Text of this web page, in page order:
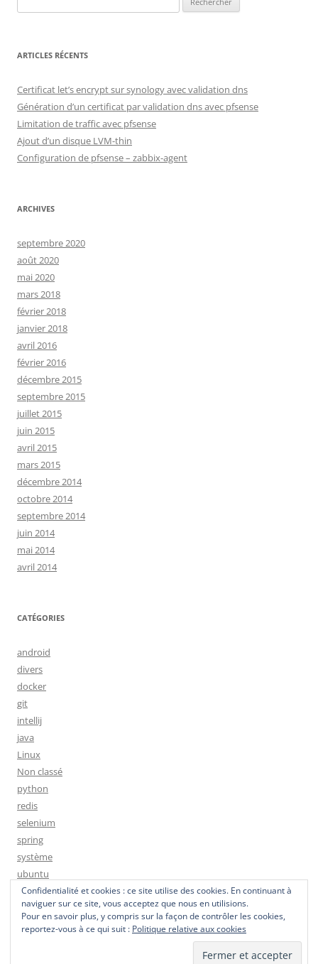
ARTICLES RÉCENTS
Certificat let’s encrypt sur synology avec validation dns
Génération d’un certificat par validation dns avec pfsense
Limitation de traffic avec pfsense
Ajout d’un disque LVM-thin
Configuration de pfsense – zabbix-agent
ARCHIVES
septembre 2020
août 2020
mai 2020
mars 2018
février 2018
janvier 2018
avril 2016
février 2016
décembre 2015
septembre 2015
juillet 2015
juin 2015
avril 2015
mars 2015
décembre 2014
octobre 2014
septembre 2014
juin 2014
mai 2014
avril 2014
CATÉGORIES
android
divers
docker
git
intellij
java
Linux
Non classé
python
redis
selenium
spring
système
ubuntu
Confidentialité et cookies : ce site utilise des cookies. En continuant à
naviguer sur ce site, vous acceptez que nous en utilisions.
Pour en savoir plus, y compris sur la façon de contrôler les cookies,
reportez-vous à ce qui suit : Politique relative aux cookies